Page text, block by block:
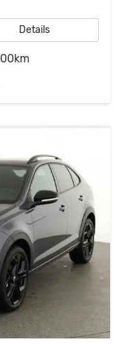
Details